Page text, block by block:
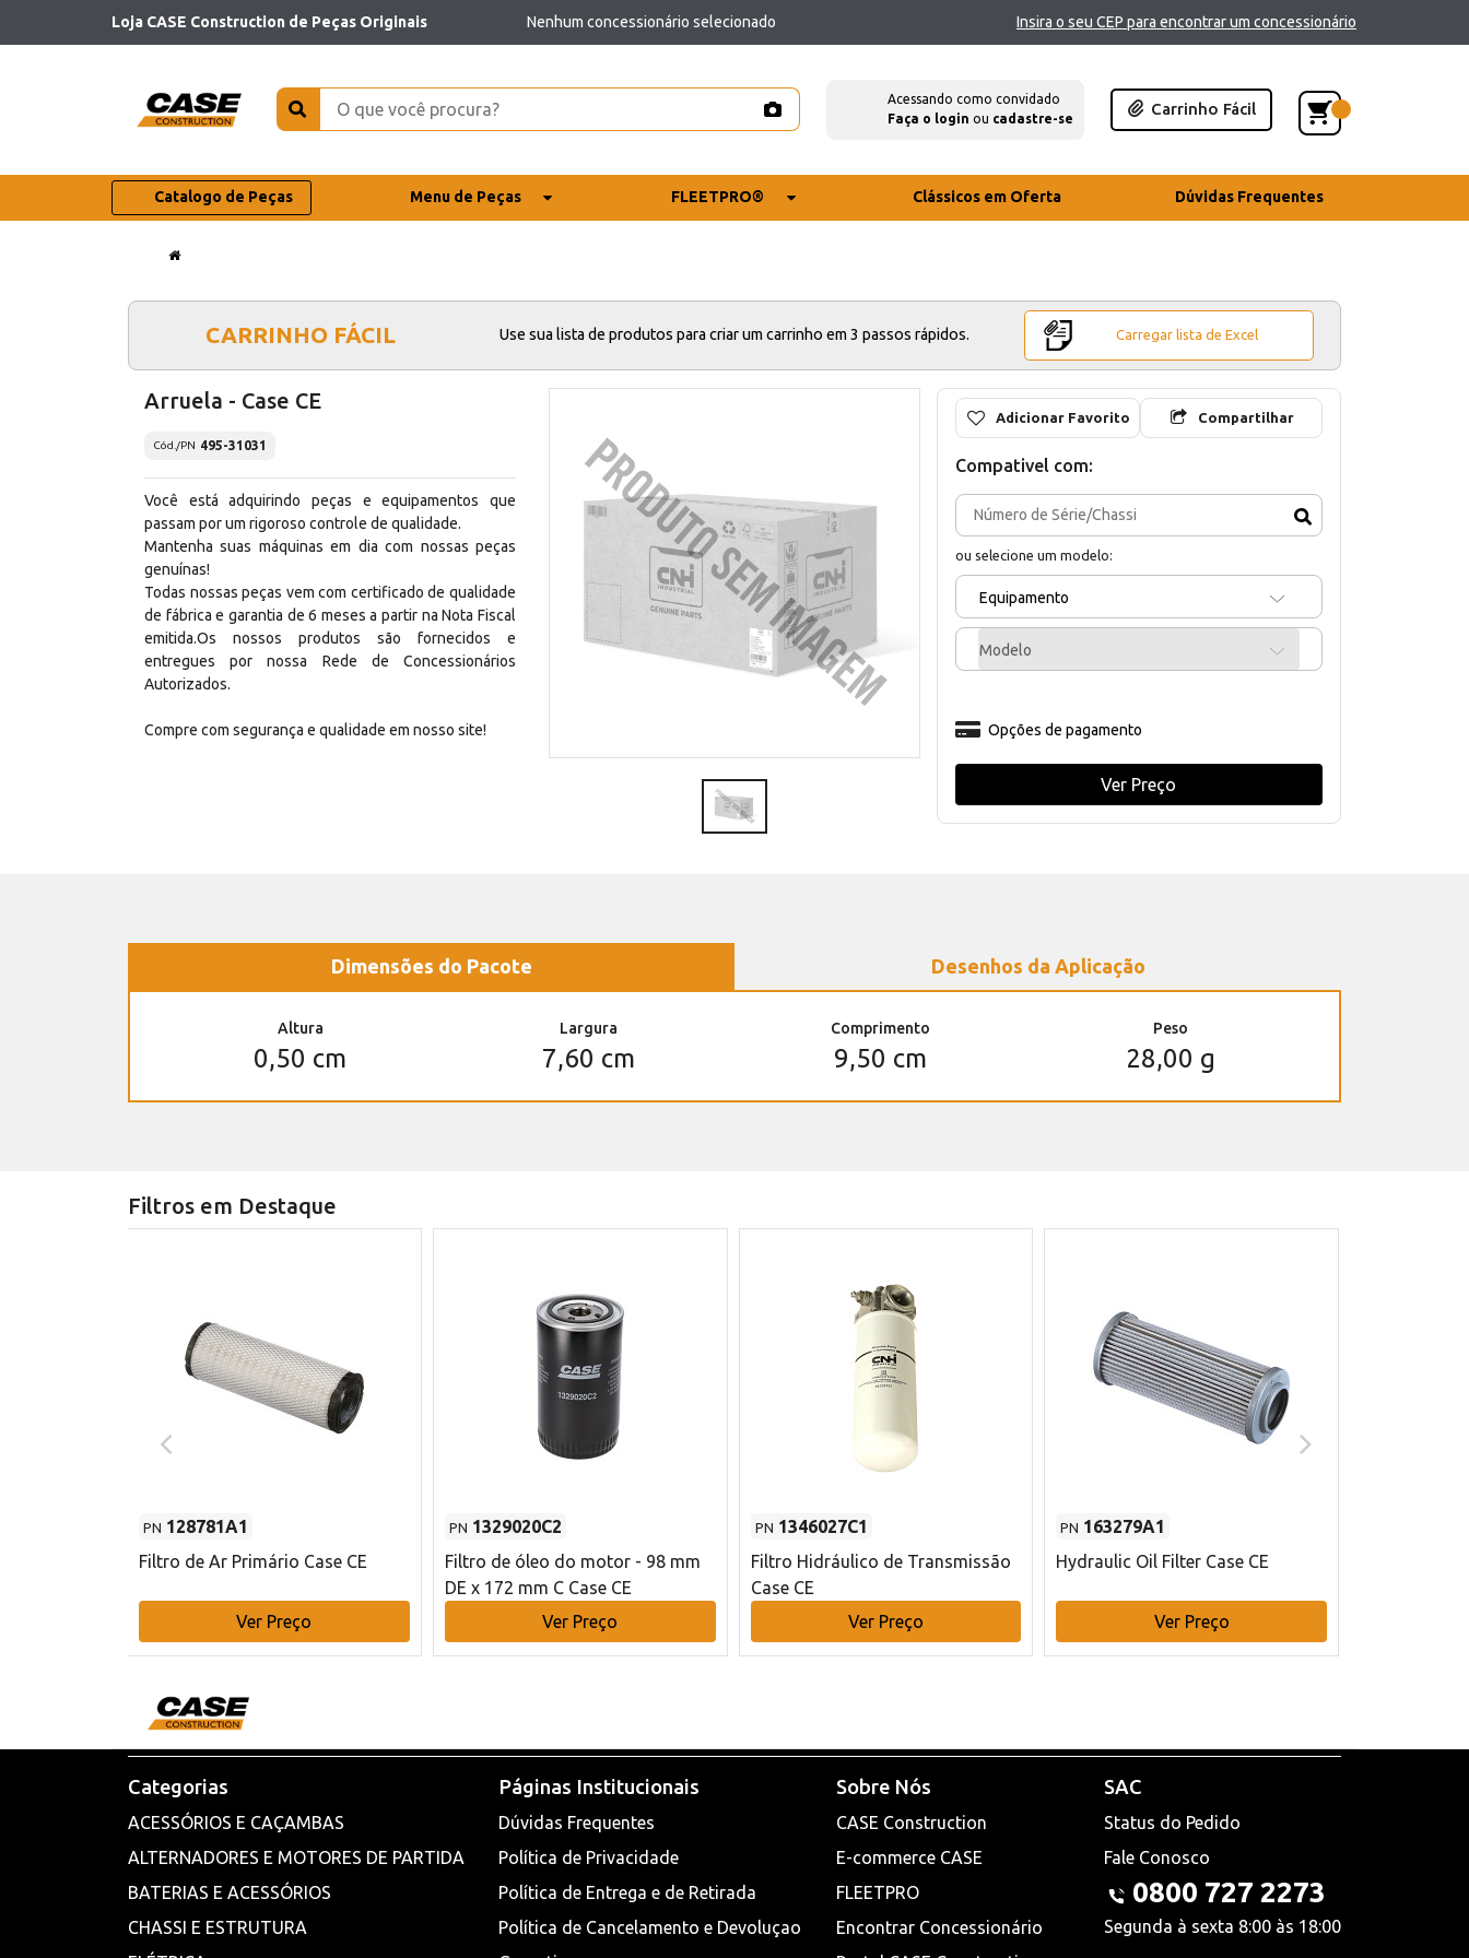
Loja CASE Construction de Peças Originais Nenhum concessionário selecionado Insira o seu CEP para encontrar um concessionário
Acessando como convidado
Faça o login ou cadastre-se
Carrinho Fácil
Catalogo de Peças Menu de Peças FLEETPRO® Clássicos em Oferta Dúvidas Frequentes
CARRINHO FÁCIL Use sua lista de produtos para criar um carrinho em 3 passos rápidos. Carregar lista de Excel
Arruela - Case CE
Cód./PN 495-31031
Você está adquirindo peças e equipamentos que
passam por um rigoroso controle de qualidade.
Mantenha suas máquinas em dia com nossas peças
genuínas!
Todas nossas peças vem com certificado de qualidade
de fábrica e garantia de 6 meses a partir na Nota Fiscal
emitida.Os nossos produtos são fornecidos e
entregues por nossa Rede de Concessionários
Autorizados.
Compre com segurança e qualidade em nosso site!
Adicionar Favorito Compartilhar
Compativel com:
ou selecione um modelo:
Equipamento
Modelo
Opções de pagamento
Ver Preço
Dimensões do Pacote Desenhos da Aplicação
Altura
0,50 cm
Largura
7,60 cm
Comprimento
9,50 cm
Peso
28,00 g
Filtros em Destaque
PN 128781A1
Filtro de Ar Primário Case CE
Ver Preço
PN 1329020C2
Filtro de óleo do motor - 98 mm
DE x 172 mm C Case CE
Ver Preço
PN 1346027C1
Filtro Hidráulico de Transmissão
Case CE
Ver Preço
PN 163279A1
Hydraulic Oil Filter Case CE
Ver Preço
Categorias
ACESSÓRIOS E CAÇAMBAS
ALTERNADORES E MOTORES DE PARTIDA
BATERIAS E ACESSÓRIOS
CHASSI E ESTRUTURA
Páginas Institucionais
Dúvidas Frequentes
Política de Privacidade
Política de Entrega e de Retirada
Política de Cancelamento e Devoluçao
Sobre Nós
CASE Construction
E-commerce CASE
FLEETPRO
Encontrar Concessionário
SAC
Status do Pedido
Fale Conosco
0800 727 2273
Segunda à sexta 8:00 às 18:00